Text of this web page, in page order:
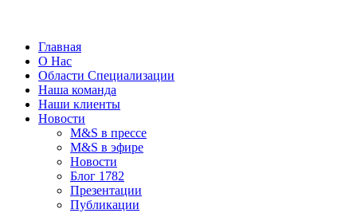
Главная
О Нас
Области Специализации
Наша команда
Наши клиенты
Новости
M&S в прессе
M&S в эфире
Новости
Блог 1782
Презентации
Публикации